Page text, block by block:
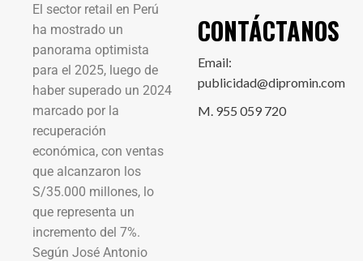
El sector retail en Perú
ha mostrado un
panorama optimista
para el 2025, luego de
haber superado un 2024
marcado por la
recuperación
económica, con ventas
que alcanzaron los
S/35.000 millones, lo
que representa un
incremento del 7%.
Según José Antonio
CONTÁCTANOS
Email:
publicidad@dipromin.com
M. 955 059 720